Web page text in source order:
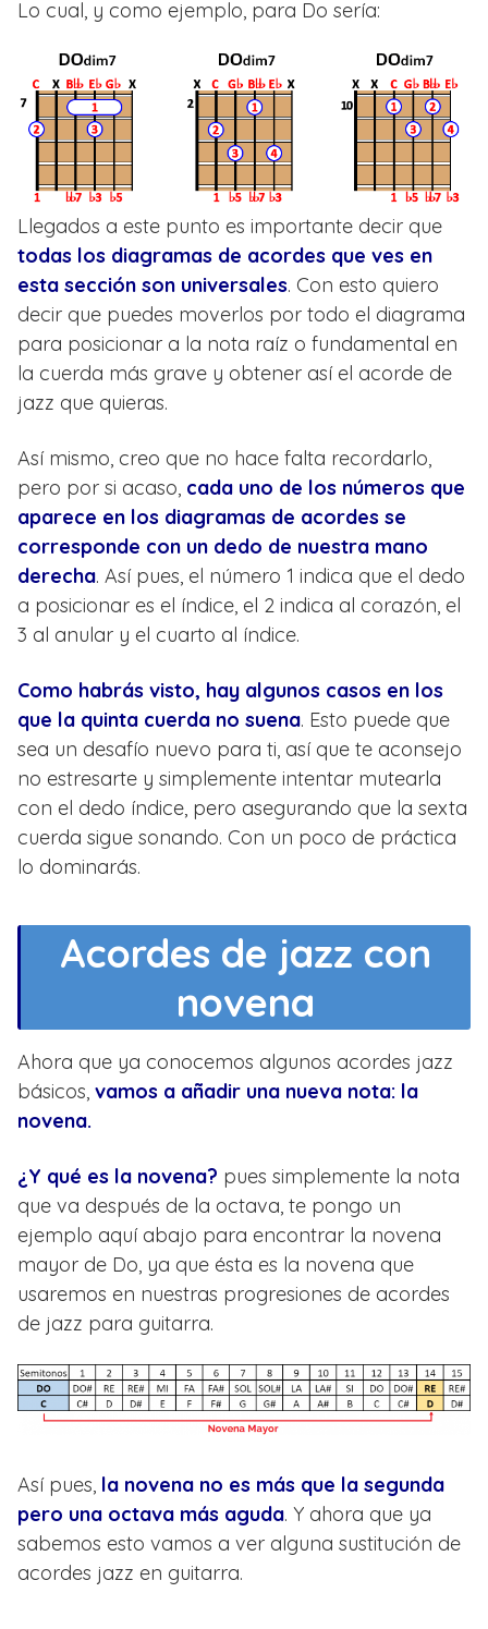
Lo cual, y como ejemplo, para Do sería:
Llegados a este punto es importante decir que
todas los diagramas de acordes que ves en
esta sección son universales. Con esto quiero
decir que puedes moverlos por todo el diagrama
para posicionar a la nota raíz o fundamental en
la cuerda más grave y obtener así el acorde de
jazz que quieras.
Así mismo, creo que no hace falta recordarlo,
pero por si acaso, cada uno de los números que
aparece en los diagramas de acordes se
corresponde con un dedo de nuestra mano
derecha. Así pues, el número 1 indica que el dedo
a posicionar es el índice, el 2 indica al corazón, el
3 al anular y el cuarto al índice.
Como habrás visto, hay algunos casos en los
que la quinta cuerda no suena. Esto puede que
sea un desafío nuevo para ti, así que te aconsejo
no estresarte y simplemente intentar mutearla
con el dedo índice, pero asegurando que la sexta
cuerda sigue sonando. Con un poco de práctica
lo dominarás.
Acordes de jazz con
novena
Ahora que ya conocemos algunos acordes jazz
básicos, vamos a añadir una nueva nota: la
novena.
¿Y qué es la novena? pues simplemente la nota
que va después de la octava, te pongo un
ejemplo aquí abajo para encontrar la novena
mayor de Do, ya que ésta es la novena que
usaremos en nuestras progresiones de acordes
de jazz para guitarra.
Así pues, la novena no es más que la segunda
pero una octava más aguda. Y ahora que ya
sabemos esto vamos a ver alguna sustitución de
acordes jazz en guitarra.